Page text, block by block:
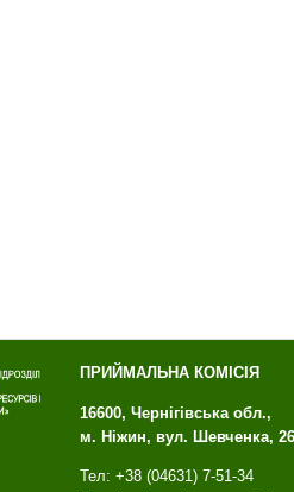
ПРИЙМАЛЬНА КОМІСІЯ
16600, Чернігівська обл.,
м. Ніжин, вул. Шевченка, 26
Тел: +38 (04631) 7-51-34